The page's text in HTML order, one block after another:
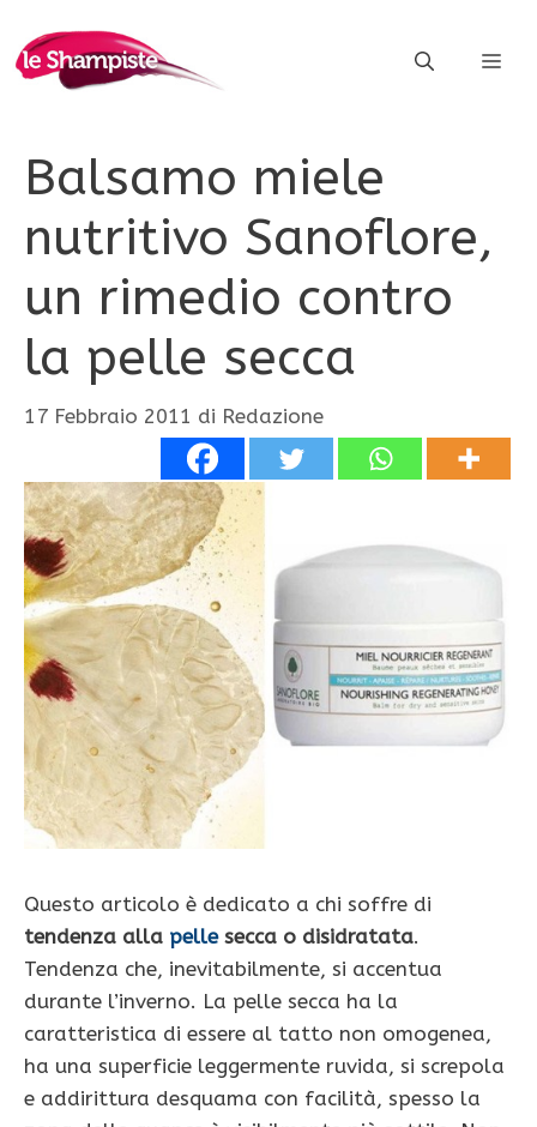
contenuto
Balsamo miele
nutritivo Sanoflore,
un rimedio contro
la pelle secca
17 Febbraio 2011 di Redazione
Questo articolo è dedicato a chi soffre di
tendenza alla pellesecca o disidratata.
Tendenza che, inevitabilmente, si accentua
durante l’inverno. La pelle secca ha la
caratteristica di essere al tatto non omogenea,
ha una superficie leggermente ruvida, si screpola
e addirittura desquama con facilità, spesso la